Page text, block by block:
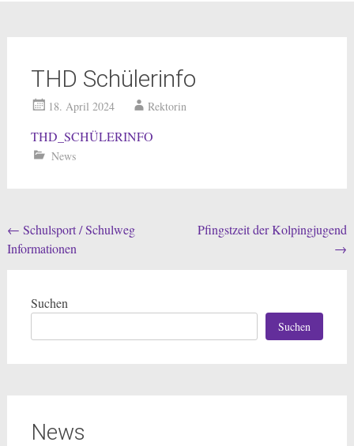
THD Schülerinfo
18. April 2024 Rektorin
THD_SCHÜLERINFO
News
Beitragsnavigation
← Schulsport / Schulweg
Informationen
Pfingstzeit der Kolpingjugend
→
Suchen
Suchen
News